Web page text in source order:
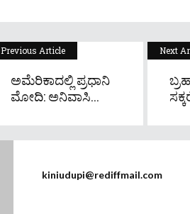
Previous Article
ಅಮೆರಿಕಾದಲ್ಲಿ ಪ್ರಧಾನಿ
ಮೋದಿ: ಅನಿವಾಸಿ...
Next
kiniudupi@rediffmail.com